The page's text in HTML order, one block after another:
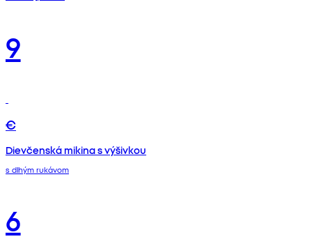
9
€
Dievčenská mikina s výšivkou
s dlhým rukávom
6